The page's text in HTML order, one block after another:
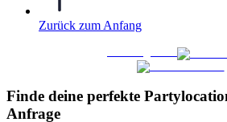
Zurück zum Anfang
Finde deine perfekte
Anfrage​